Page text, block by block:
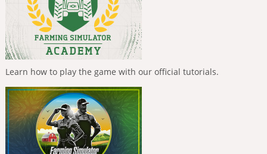
Learn how to play the game with our official tutorials.